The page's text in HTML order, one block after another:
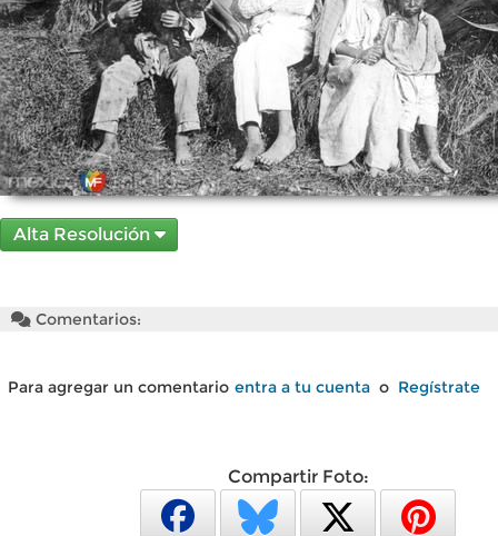
Alta Resolución
Comentarios:
Para agregar un comentario entra a tu cuenta o Regístrate
Compartir Foto: